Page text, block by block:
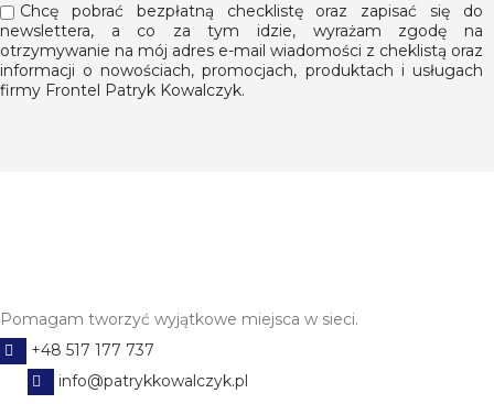
Chcę pobrać bezpłatną checklistę oraz zapisać się do
newslettera, a co za tym idzie, wyrażam zgodę na
otrzymywanie na mój adres e-mail wiadomości z cheklistą oraz
informacji o nowościach, promocjach, produktach i usługach
firmy Frontel Patryk Kowalczyk.
Pomagam tworzyć wyjątkowe miejsca w sieci.
+48 517 177 737
info@patrykkowalczyk.pl